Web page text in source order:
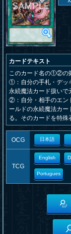
カードテキスト
このカード名の①②の
①：自分の手札・デッ
永続魔法カード扱いで
②：自分・相手のエン
ールドの永続魔法カー
る。そのカードを特殊
OCG 日本語
TCG
English
Portugues